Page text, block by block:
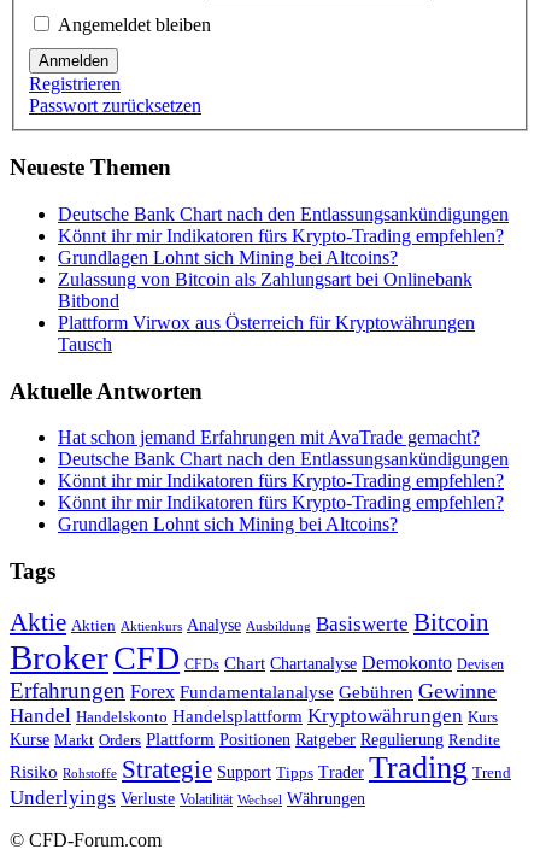
Angemeldet bleiben
Anmelden
Registrieren
Passwort zurücksetzen
Neueste Themen
Deutsche Bank Chart nach den Entlassungsankündigungen
Könnt ihr mir Indikatoren fürs Krypto-Trading empfehlen?
Grundlagen Lohnt sich Mining bei Altcoins?
Zulassung von Bitcoin als Zahlungsart bei Onlinebank
Bitbond
Plattform Virwox aus Österreich für Kryptowährungen
Tausch
Aktuelle Antworten
Hat schon jemand Erfahrungen mit AvaTrade gemacht?
Deutsche Bank Chart nach den Entlassungsankündigungen
Könnt ihr mir Indikatoren fürs Krypto-Trading empfehlen?
Könnt ihr mir Indikatoren fürs Krypto-Trading empfehlen?
Grundlagen Lohnt sich Mining bei Altcoins?
Tags
Aktie Aktien Aktienkurs Analyse Ausbildung Basiswerte Bitcoin
BrokerCFD CFDs Chart Chartanalyse Demokonto Devisen
Erfahrungen Forex Fundamentalanalyse Gebühren Gewinne
Handel Handelskonto Handelsplattform Kryptowährungen Kurs
Kurse Markt Orders Plattform Positionen Ratgeber Regulierung Rendite
Risiko Rohstoffe Strategie Support Tipps Trader Trading Trend
Underlyings Verluste Volatilität Wechsel Währungen
© CFD-Forum.com